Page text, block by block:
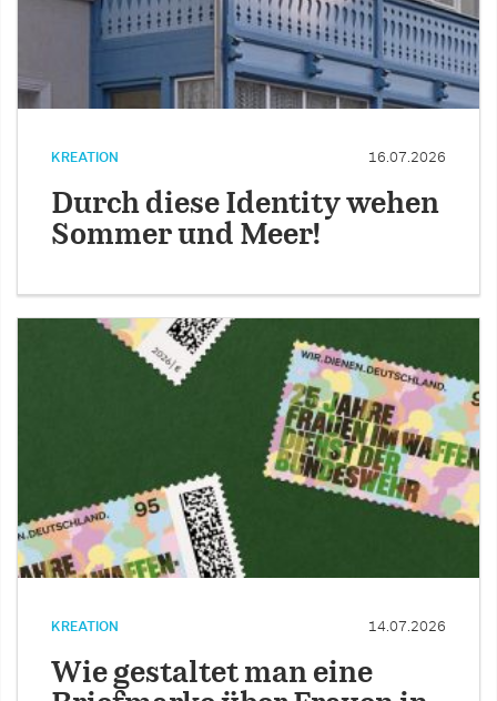
KREATION 16.07.2026
Durch diese Identity wehen
Sommer und Meer!
KREATION 14.07.2026
Wie gestaltet man eine